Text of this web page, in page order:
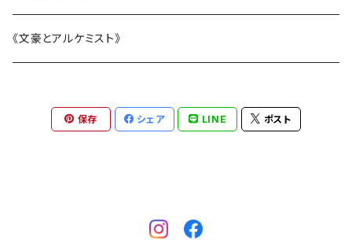
BOTANIC ISHIKAWA -ボタニックイシカワ-
電車シリーズ
川崎知美
山近一憲
漆
ピアス・イヤリング
ブローチ
《文豪とアルケミスト》
保存 シェア LINE ポスト